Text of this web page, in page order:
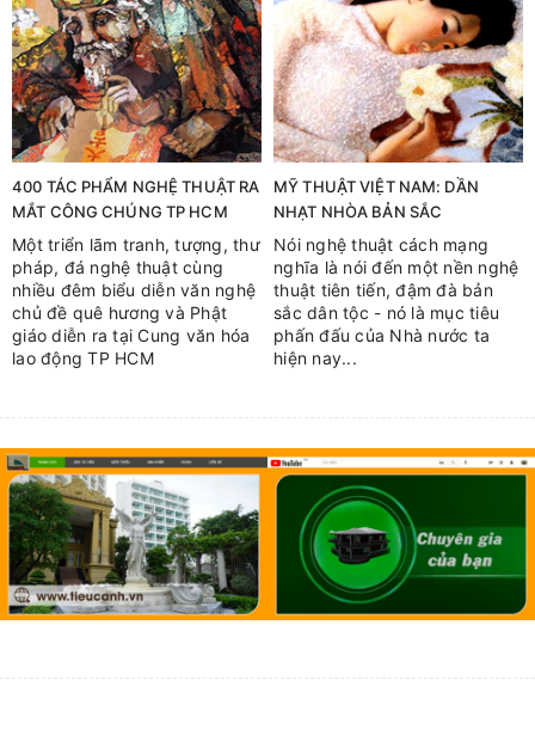
400 TÁC PHẨM NGHỆ THUẬT RA
MẮT CÔNG CHÚNG TP HCM
Một triển lãm tranh, tượng, thư
pháp, đá nghệ thuật cùng
nhiều đêm biểu diễn văn nghệ
chủ đề quê hương và Phật
giáo diễn ra tại Cung văn hóa
lao động TP HCM
MỸ THUẬT VIỆT NAM: DẦN
NHẠT NHÒA BẢN SẮC
Nói nghệ thuật cách mạng
nghĩa là nói đến một nền nghệ
thuật tiên tiến, đậm đà bản
sắc dân tộc - nó là mục tiêu
phấn đấu của Nhà nước ta
hiện nay...